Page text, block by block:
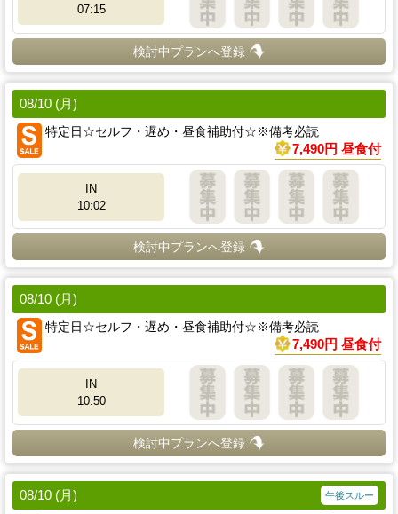
07:15
検討中プランへ登録
08/10 (月)
特定日☆セルフ・遅め・昼食補助付☆※備考必読
7,490円 昼食付
IN
10:02
検討中プランへ登録
08/10 (月)
特定日☆セルフ・遅め・昼食補助付☆※備考必読
7,490円 昼食付
IN
10:50
検討中プランへ登録
08/10 (月) 午後スルー